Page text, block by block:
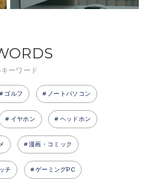
ーワード
ゴルフ ノートパソコン
イヤホン ヘッドホン
漫画・コミック
チ ゲーミングPC